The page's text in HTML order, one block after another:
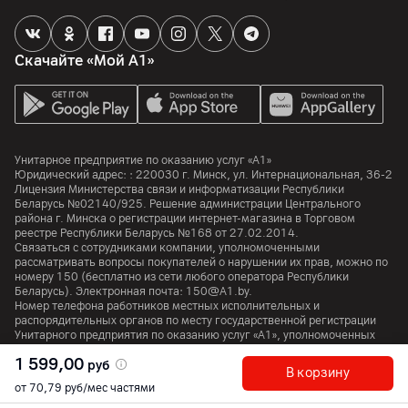
1 599,00 руб
от 70,79 руб/мес частями
В корзину
Импортер
ООО "Электросервис и Ко", г. Минск, ул. Чернышевского,
10А, ком. 412А3
Производитель
компания ЛГ Электроникс Инк., LG Твин Тауэрс 20, Эуидо-
дон, Эонгдэунпо-гу Сеул, 150-272, Корея
Комплект поставки
комплектная документация, основное устройство
Страна производитель
Россия
Скачайте «Мой А1»
Унитарное предприятие по оказанию услуг «А1»
Юридический адрес: : 220030 г. Минск, ул. Интернациональная, 36-2
Лицензия Министерства связи и информатизации Республики
Беларусь №02140/925. Решение администрации Центрального
района г. Минска о регистрации интернет-магазина в Торговом
реестре Республики Беларусь №168 от 27.02.2014.
Связаться с сотрудниками компании, уполномоченными
рассматривать вопросы покупателей о нарушении их прав, можно по
номеру 150 (бесплатно из сети любого оператора Республики
Беларусь). Электронная почта: 150@A1.by.
Номер телефона работников местных исполнительных и
распорядительных органов по месту государственной регистрации
Унитарного предприятия по оказанию услуг «А1», уполномоченных
© 2026 Унитарное предприятие «А1». Все права защищены.